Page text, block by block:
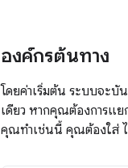
องค์กรต้นทาง
โดยค่าเริ่มต้น ระบบจะ
เดียว หากคุณต้องการแ
คุณทำเช่นนี้ คุณต้องใส่ ไ